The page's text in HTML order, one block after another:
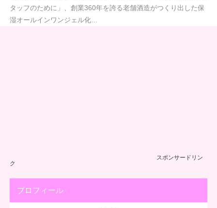
タッフのために」、創業360年を誇る老舗酒造がつくり出した保
湿オールインワンジェル化…
スポンサードリン
ク
プロフィール